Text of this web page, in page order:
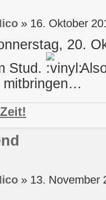
» 16. Oktober
20.
Stud.
mitbringen…
» 13. November